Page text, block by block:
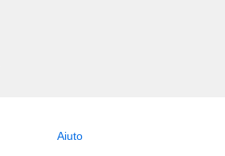
Aiuto